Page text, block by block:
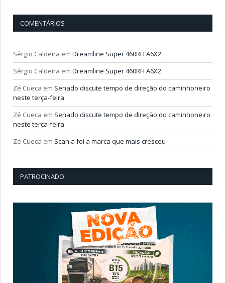
COMENTÁRIOS
Sérgio Caldeira em Dreamline Super 460RH A6X2
Sérgio Caldeira em Dreamline Super 460RH A6X2
Zé Cueca em Senado discute tempo de direção do caminhoneiro
neste terça-feira
Zé Cueca em Senado discute tempo de direção do caminhoneiro
neste terça-feira
Zé Cueca em Scania foi a marca que mais cresceu
PATROCINADO